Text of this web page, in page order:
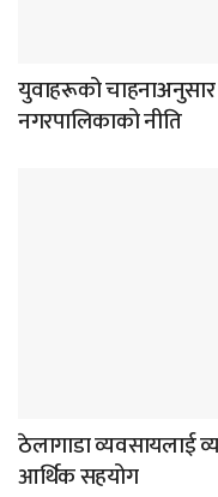
युवाहरूको चाहनाअनुसार
नगरपालिकाको नीति
ठेलागाडा व्यवसायलाई
आर्थिक सहयोग